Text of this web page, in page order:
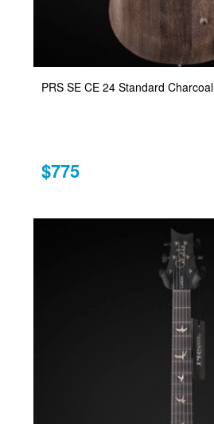
PRS SE CE 24 Standard Charcoal
$775